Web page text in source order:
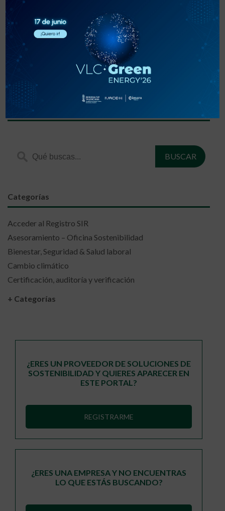
« 1 2 3 ›
Encuentra lo que estás buscando
Categorías
Acceder al Registro SIR
Asesoramiento – Oficina Sostenibilidad
Bienestar, Seguridad & Salud laboral
Cambio climático
Certificación, auditoría y verificación
+ Categorías
¿ERES UN PROVEEDOR DE SOLUCIONES DE
SOSTENIBILIDAD Y QUIERES APARECER EN
ESTE PORTAL?
REGISTRARME
¿ERES UNA EMPRESA Y NO ENCUENTRAS
LO QUE ESTÁS BUSCANDO?